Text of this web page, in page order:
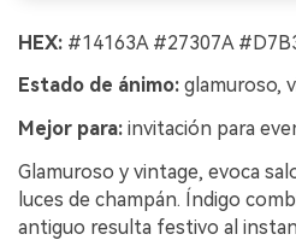
HEX: #14163A #27307A
Estado de ánimo: glamuroso,
Mejor para: invitación para
Glamuroso y vintage, evoca
luces de champán. Índigo
antiguo resulta festivo al